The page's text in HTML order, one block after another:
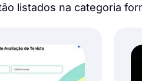
listados na categoria